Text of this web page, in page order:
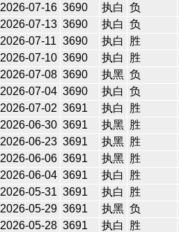
2026-07-16 3690 执白 负
2026-07-13 3690 执白 负
2026-07-11 3690 执白 胜
2026-07-10 3690 执白 胜
2026-07-08 3690 执黑 负
2026-07-04 3690 执白 负
2026-07-02 3691 执白 胜
2026-06-30 3691 执黑 胜
2026-06-23 3691 执黑 胜
2026-06-06 3691 执黑 胜
2026-06-04 3691 执白 胜
2026-05-31 3691 执白 胜
2026-05-29 3691 执黑 负
2026-05-28 3691 执白 胜